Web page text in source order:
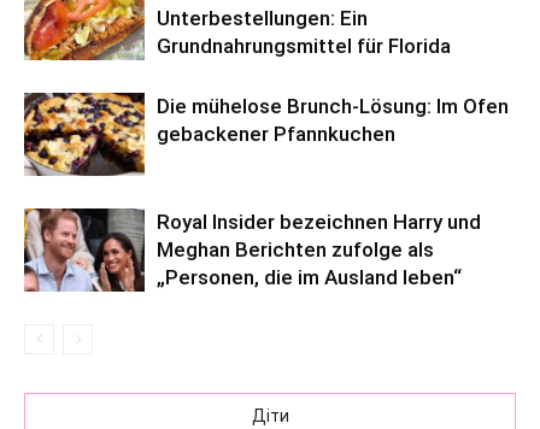
Unterbestellungen: Ein
Grundnahrungsmittel für Florida
Die mühelose Brunch-Lösung: Im Ofen
gebackener Pfannkuchen
Royal Insider bezeichnen Harry und
Meghan Berichten zufolge als
„Personen, die im Ausland leben“
Діти